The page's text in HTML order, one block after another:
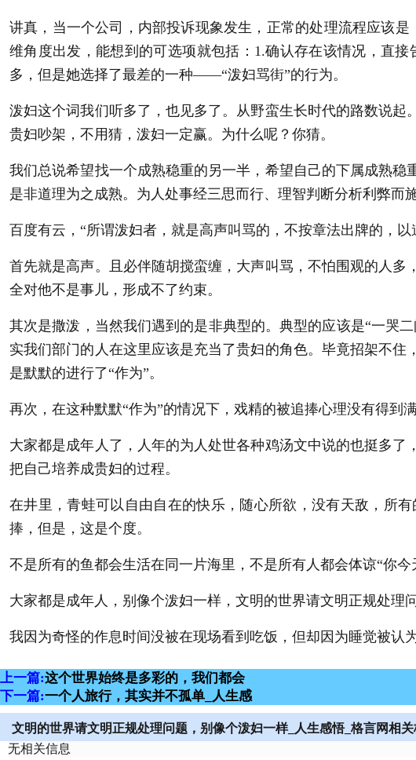
讲真，当一个公司，内部投诉现象发生，正常的处理流程应该
维角度出发，能想到的可选项就包括：1.确认存在该情况，直
多，但是她选择了最差的一种——“泼妇骂街”的行为。
泼妇这个词我们听多了，也见多了。从野蛮生长时代的路数说
贵妇吵架，不用猜，泼妇一定赢。为什么呢？你猜。
我们总说希望找一个成熟稳重的另一半，希望自己的下属成熟稳
是非道理为之成熟。为人处事经三思而行、理智判断分析利弊而
百度有云，“所谓泼妇者，就是高声叫骂的，不按章法出牌的，
首先就是高声。且必伴随胡搅蛮缠，大声叫骂，不怕围观的人
全对他不是事儿，形成不了约束。
其次是撒泼，当然我们遇到的是非典型的。典型的应该是“一哭
实我们部门的人在这里应该是充当了贵妇的角色。毕竟招架不
是默默的进行了“作为”。
再次，在这种默默“作为”的情况下，戏精的被追捧心理没有得到
大家都是成年人了，人年的为人处世各种鸡汤文中说的也挺多
把自己培养成贵妇的过程。
在井里，青蛙可以自由自在的快乐，随心所欲，没有天敌，所
捧，但是，这是个度。
不是所有的鱼都会生活在同一片海里，不是所有人都会体谅“你
大家都是成年人，别像个泼妇一样，文明的世界请文明正规处理问
我因为奇怪的作息时间没被在现场看到吃饭，但却因为睡觉被认
上一篇:这个世界始终是多彩的，我们都会
下一篇:一个人旅行，其实并不孤单_人生感
文明的世界请文明正规处理问题，别像个泼妇一样_人生感悟_格言网相
无相关信息